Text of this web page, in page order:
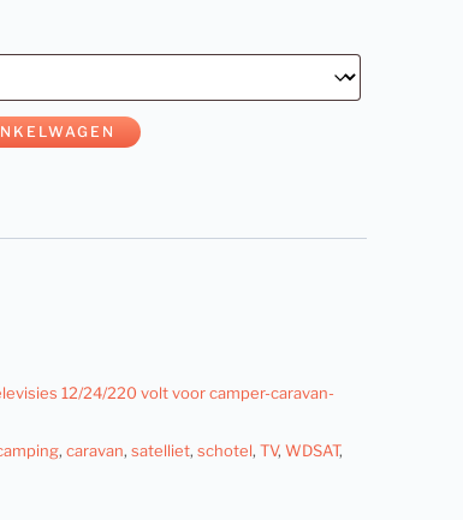
12/24/220 volt voor camper-caravan-
, caravan, satelliet, schotel, TV, WDSAT,